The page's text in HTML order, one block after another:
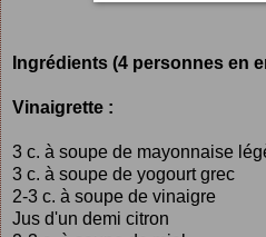
Ingrédients (4 personnes en
Vinaigrette :
3 c. à soupe de mayonnaise
3 c. à soupe de yogourt grec
2-3 c. à soupe de vinaigre
Jus d'un demi citron